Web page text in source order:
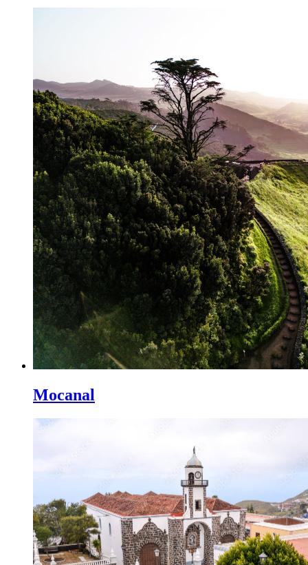
Mocanal